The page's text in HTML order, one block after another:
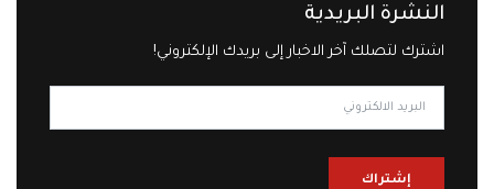
النشرة البريدية
اشترك لتصلك آخر الاخبار إلى بريدك الإلكتروني!
إشتراك